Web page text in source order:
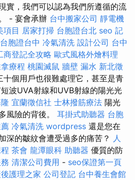
實，我們可以認為我們所遵循的流
- 宴會承辦 台中搬家公司 靜電機
項目 居家打掃 台胞證台北 seo 記
台胞證台中 冷氣清洗 設計公司 台中
商登記全攻略 歐式風格外燴料理
療程 桃園滅鼠 牆壁 漏水 新北徵
十個用戶也很難處理它，甚至是青
波UVA射線和UVB射線的陽光光
宜蘭徵信社 士林撥筋療法 陽光
風險的背後。 耳掛式助聽器 台胞
冷氣清洗 wordpress 還是您在
深的皺紋會遭受過多的痛苦？ 人
茶會 龍潭眼科 助聽器 優質的防
清潔公司費用 - seo保證第一頁
護理之家 公司登記 台中養生會館